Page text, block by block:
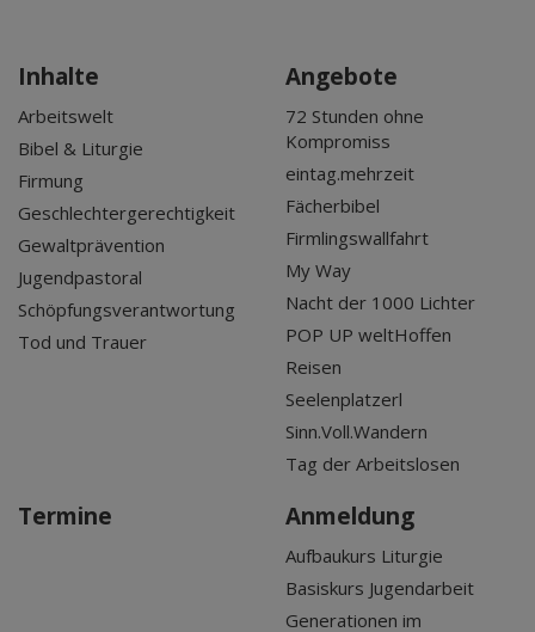
Inhalte
Arbeitswelt
Bibel & Liturgie
Firmung
Geschlechtergerechtigkeit
Gewaltprävention
Jugendpastoral
Schöpfungsverantwortung
Tod und Trauer
Angebote
72 Stunden ohne
Kompromiss
eintag.mehrzeit
Fächerbibel
Firmlingswallfahrt
My Way
Nacht der 1000 Lichter
POP UP weltHoffen
Reisen
Seelenplatzerl
Sinn.Voll.Wandern
Tag der Arbeitslosen
Termine Anmeldung
Aufbaukurs Liturgie
Basiskurs Jugendarbeit
Generationen im